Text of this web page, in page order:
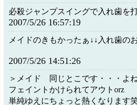
必殺ジャンプスイングで入れ歯を
2007/5/26 16:57:19
メイドのきもかったぁ↓↓入れ歯の
2007/5/26 14:51:26
＞メイド 同じとこです・・・よね
フェイントかけられてアウトorz
単純ゆえにちょっと熱くなります笑